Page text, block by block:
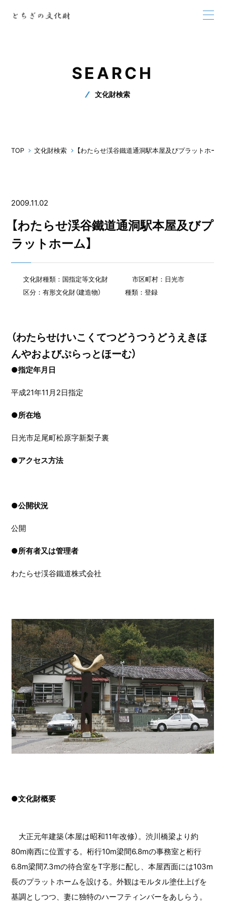
SEARCH
文化財検索
TOP 文化財検索 【わたらせ渓谷鐵道通洞駅本屋及びプラットホーム
2009.11.02
【わたらせ渓谷鐵道通洞駅本屋及びプ
ラットホーム】
文化財種類：国指定等文化財
市区町村：日光市
区分：有形文化財（建造物）
種類：登録
（わたらせけいこくてつどうつうどうえきほ
んやおよびぷらっとほーむ）
●指定年月日
平成21年11月2日指定
●所在地
日光市足尾町松原字新梨子裏
●アクセス方法
●公開状況
公開
●所有者又は管理者
わたらせ渓谷鐵道株式会社
●文化財概要
大正元年建築（本屋は昭和11年改修）。渋川橋梁より約
80m南西に位置する。桁行10m梁間6.8mの事務室と桁行
6.8m梁間7.3mの待合室をT字形に配し、本屋西面には103m
長のプラットホームを設ける。外観はモルタル塗仕上げを
基調としつつ、妻に独特のハーフティンバーをあしらう。